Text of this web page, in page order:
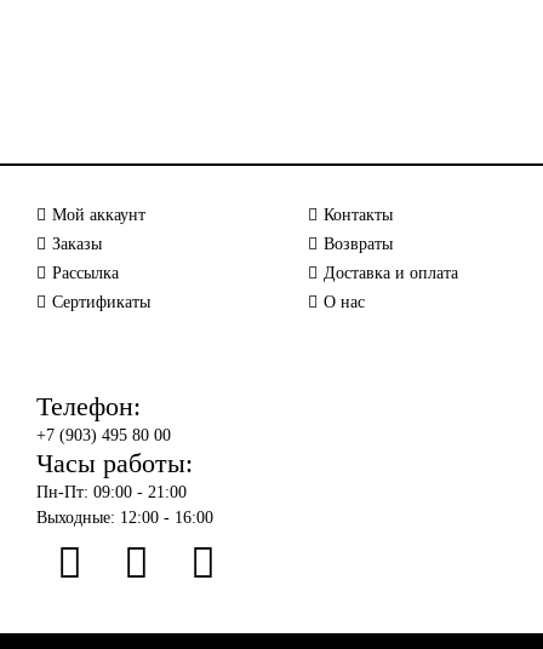
Мой аккаунт
Заказы
Рассылка
Сертификаты
Контакты
Возвраты
Доставка и оплата
О нас
Телефон:
+7 (903) 495 80 00
Часы работы:
Пн-Пт: 09:00 - 21:00
Выходные: 12:00 - 16:00